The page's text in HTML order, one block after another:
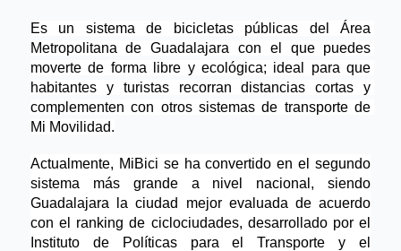
Es un sistema de bicicletas públicas del Área
Metropolitana de Guadalajara con el que puedes
moverte de forma libre y ecológica; ideal para que
habitantes y turistas recorran distancias cortas y
complementen con otros sistemas de transporte de
Mi Movilidad.
Actualmente, MiBici se ha convertido en el segundo
sistema más grande a nivel nacional, siendo
Guadalajara la ciudad mejor evaluada de acuerdo
con el ranking de ciclociudades, desarrollado por el
Instituto de Políticas para el Transporte y el